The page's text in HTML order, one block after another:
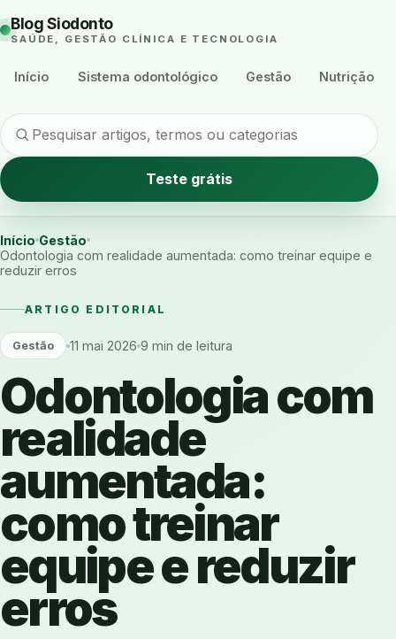
Blog Siodonto
SAÚDE, GESTÃO CLÍNICA E TECNOLOGIA
Início Sistema odontológico Gestão Nutrição
Teste grátis
Início Gestão
Odontologia com realidade aumentada: como treinar equipe e
reduzir erros
ARTIGO EDITORIAL
Gestão 11 mai 2026 9 min de leitura
Odontologia com
realidade
aumentada:
como treinar
equipe e reduzir
erros